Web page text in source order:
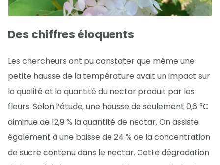
Des chiffres éloquents
Les chercheurs ont pu constater que même une
petite hausse de la température avait un impact sur
la qualité et la quantité du nectar produit par les
fleurs. Selon l’étude, une hausse de seulement 0,6 °C
diminue de 12,9 % la quantité de nectar. On assiste
également à une baisse de 24 % de la concentration
de sucre contenu dans le nectar. Cette dégradation